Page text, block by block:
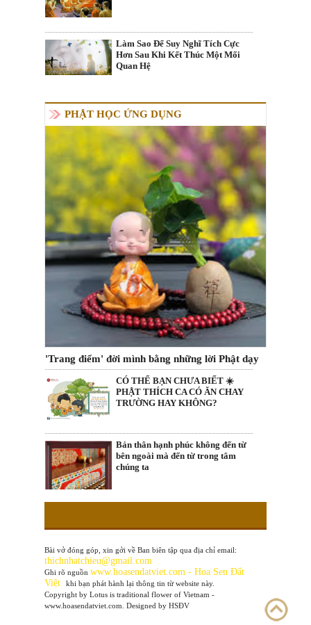
Làm Sao Để Suy Nghĩ Tích Cực
Hơn Sau Khi Kết Thúc Một Mối
Quan Hệ
PHẬT HỌC ỨNG DỤNG
'Trang điểm' đời mình bằng những lời Phật dạy
CÓ THỂ BẠN CHƯA BIẾT ☀️
PHẬT THÍCH CA CÓ ĂN CHAY
TRƯỜNG HAY KHÔNG?
Bản thân hạnh phúc không đến từ
bên ngoài mà đến từ trong tâm
chúng ta
Bài vở đóng góp, xin gởi về Ban biên tập qua địa chỉ email:
thichnhatchieu@gmail.com
Ghi rõ nguồn www.hoasendatviet.com - Hoa Sen Đất
Việt
khi bạn phát hành lại thông tin từ website này.
Copyright by Lotus is traditional flower of Vietnam -
www.hoasendatviet.com. Designed by HSĐV